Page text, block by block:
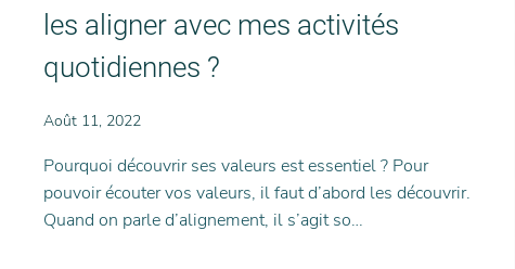
les aligner avec mes activités
quotidiennes ?
Août 11, 2022
Pourquoi découvrir ses valeurs est essentiel ? Pour
pouvoir écouter vos valeurs, il faut d’abord les découvrir.
Quand on parle d’alignement, il s’agit so…